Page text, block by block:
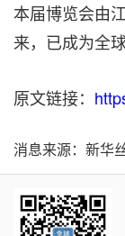
本届博览会由
来，已成为全
原文链接：
消息来源：新华